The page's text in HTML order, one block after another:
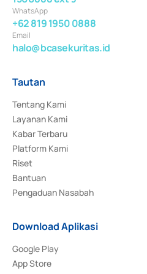
WhatsApp
+62 819 1950 0888
Email
halo@bcasekuritas.id
Tautan
Tentang Kami
Layanan Kami
Kabar Terbaru
Platform Kami
Riset
Bantuan
Pengaduan Nasabah
Download Aplikasi
Google Play
App Store